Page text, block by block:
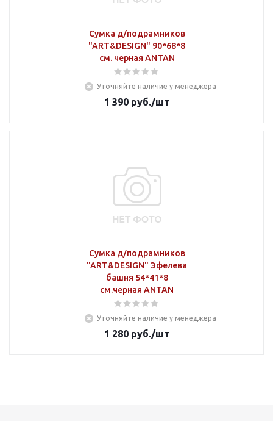
Сумка д/подрамников
"ART&DESIGN" 90*68*8
см. черная ANTAN
Уточняйте наличие у менеджера
1 390руб./шт
Сумка д/подрамников
"ART&DESIGN" Эфелева
башня 54*41*8
см.черная ANTAN
Уточняйте наличие у менеджера
1 280руб./шт